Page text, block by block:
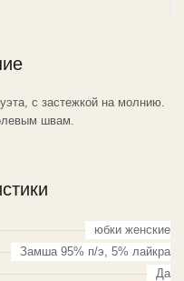
с застежкой на молнию.
швам.
юбки женские
Замша 95% п/э, 5% лайкра
Да